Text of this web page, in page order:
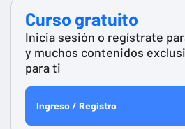
Curso gratuito
Inicia sesión o regístrate
y muchos contenidos
para ti
Ingreso / Registro